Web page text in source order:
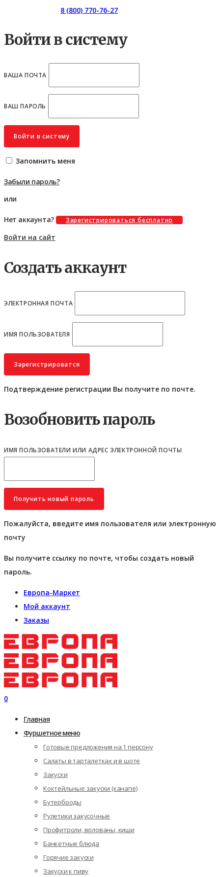
8 (800) 770-76-27
Войти в систему
ВАША ПОЧТА
ВАШ ПАРОЛЬ
Войти в систему
Запомнить меня
Забыли пароль?
или
Нет аккаунта? Зарегистрироваться бесплатно
Войти на сайт
Создать аккаунт
ЭЛЕКТРОННАЯ ПОЧТА
ИМЯ ПОЛЬЗОВАТЕЛЯ
Подтверждение регистрации Вы получите по почте.
Возобновить пароль
ИМЯ ПОЛЬЗОВАТЕЛИ ИЛИ АДРЕС ЭЛЕКТРОННОЙ ПОЧТЫ
Пожалуйста, введите имя пользователя или электронную
почту
Вы получите ссылку по почте, чтобы создать новый
пароль.
Европа-Маркет
Мой аккаунт
Заказы
0
Главная
Фуршетное меню
Готовые предложения на 1 персону
Салаты в тарталетках и в шоте
Закуски
Коктейльные закуски (канапе)
Бутерброды
Рулетики закусочные
Профитроли, волованы, киши
Банкетные блюда
Горячие закуски
Закуски к пиву